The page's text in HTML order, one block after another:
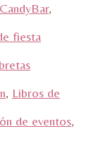
CandyBar,
fiesta
, Libros de
de eventos,